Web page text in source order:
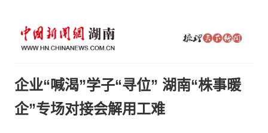
企业“喊渴”学子“寻位” 湖南“株事暖
企”专场对接会解用工难